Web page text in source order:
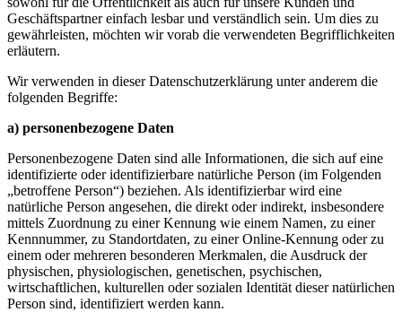
Geschäftspartner einfach lesbar und verständlich sein. Um dies zu
gewährleisten, möchten wir vorab die verwendeten Begrifflichkeiten
erläutern.
Wir verwenden in dieser Datenschutzerklärung unter anderem die
folgenden Begriffe:
a) personenbezogene Daten
Personenbezogene Daten sind alle Informationen, die sich auf eine
identifizierte oder identifizierbare natürliche Person (im Folgenden
„betroffene Person“) beziehen. Als identifizierbar wird eine
natürliche Person angesehen, die direkt oder indirekt, insbesondere
mittels Zuordnung zu einer Kennung wie einem Namen, zu einer
Kennnummer, zu Standortdaten, zu einer Online-Kennung oder zu
einem oder mehreren besonderen Merkmalen, die Ausdruck der
physischen, physiologischen, genetischen, psychischen,
wirtschaftlichen, kulturellen oder sozialen Identität dieser natürlichen
Person sind, identifiziert werden kann.